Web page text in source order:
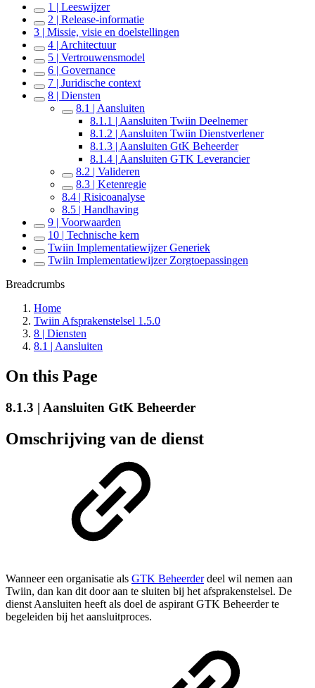
1 | Leeswijzer
2 | Release-informatie
3 | Missie, visie en doelstellingen
4 | Architectuur
5 | Vertrouwensmodel
6 | Governance
7 | Juridische context
8 | Diensten
8.1 | Aansluiten
8.1.1 | Aansluiten Twiin Deelnemer
8.1.2 | Aansluiten Twiin Dienstverlener
8.1.3 | Aansluiten GtK Beheerder
8.1.4 | Aansluiten GTK Leverancier
8.2 | Valideren
8.3 | Ketenregie
8.4 | Risicoanalyse
8.5 | Handhaving
9 | Voorwaarden
10 | Technische kern
Twiin Implementatiewijzer Generiek
Twiin Implementatiewijzer Zorgtoepassingen
Breadcrumbs
Home
Twiin Afsprakenstelsel 1.5.0
8 | Diensten
8.1 | Aansluiten
On this Page
8.1.3 | Aansluiten GtK Beheerder
Omschrijving van de dienst
Wanneer een organisatie als GTK Beheerderdeel wil nemen aan
Twiin, dan kan dit door aan te sluiten bij het afsprakenstelsel. De
dienst Aansluiten heeft als doel de aspirant GTK Beheerder te
begeleiden bij het aansluitproces.